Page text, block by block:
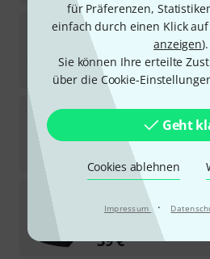
für Präferenzen,
einfach durch einen Klick auf
anzeigen).
Sie können Ihre erteilte
über die Cookie-
Geht
Cookies ablehnen
Impressum ·
HK Audio112 XA Cover
14
Sofort lieferbar
45 €
HK AudioDust Cover
14
Sofort lieferbar
Cover LUNAR
Sofort lieferbar
39€